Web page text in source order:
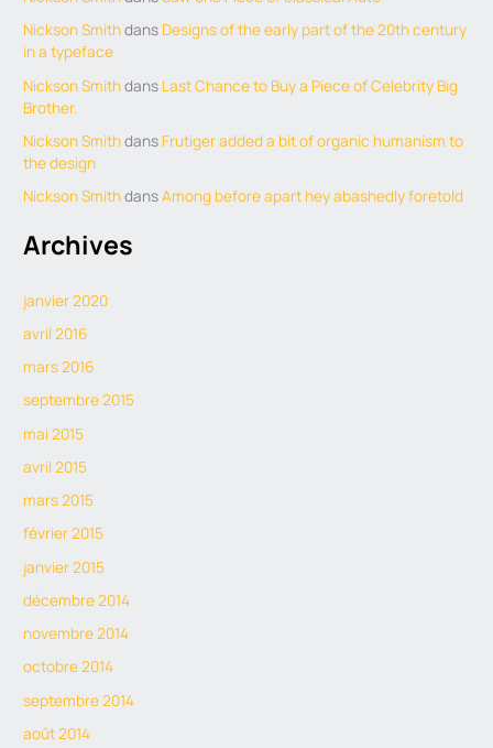
Nickson Smithdans Designs of the early part of the 20th century
in a typeface
Nickson Smithdans Last Chance to Buy a Piece of Celebrity Big
Brother.
Nickson Smithdans Frutiger added a bit of organic humanism to
the design
Nickson SmithdansAmong before apart hey abashedly foretold
Archives
janvier 2020
avril 2016
mars 2016
septembre 2015
mai 2015
avril 2015
mars 2015
février 2015
janvier 2015
décembre 2014
novembre 2014
octobre 2014
septembre 2014
août 2014